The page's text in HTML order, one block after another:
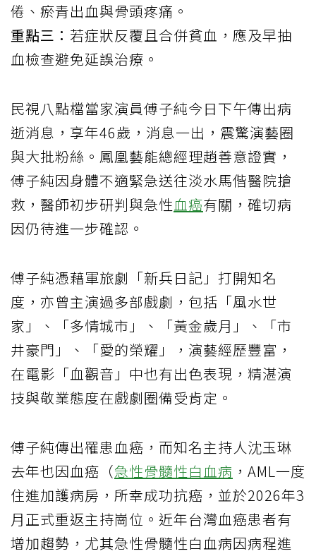
倦、瘀青出血與骨頭疼痛。
重點三： 若症狀反覆且合併貧血，應及早抽
血檢查避免延誤治療。
民視八點檔當家演員傅子純今日下午傳出病
逝消息，享年46歲，消息一出，震驚演藝圈
與大批粉絲。鳳凰藝能總經理趙善意證實，
傅子純因身體不適緊急送往淡水馬偕醫院搶
救，醫師初步研判與急性血癌有關，確切病
因仍待進一步確認。
傅子純憑藉軍旅劇「新兵日記」打開知名
度，亦曾主演過多部戲劇，包括「風水世
家」、「多情城市」、「黃金歲月」、「市
井豪門」、「愛的榮耀」，演藝經歷豐富，
在電影「血觀音」中也有出色表現，精湛演
技與敬業態度在戲劇圈備受肯定。
傅子純傳出罹患血癌，而知名主持人沈玉琳
去年也因血癌（急性骨髓性白血病 ，AML一度
住進加護病房，所幸成功抗癌，並於2026年3
月正式重返主持崗位。近年台灣血癌患者有
增加趨勢，尤其急性骨髓性白血病因病程進